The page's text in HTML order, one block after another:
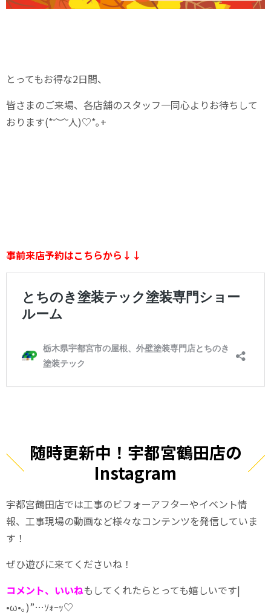
とってもお得な2日間、
皆さまのご来場、各店舗のスタッフ一同心よりお待ちして
おります(*˘︶˘人)♡*｡+
事前来店予約はこちらから↓↓
随時更新中！宇都宮鶴田店の
Instagram
宇都宮鶴田店では工事のビフォーアフターやイベント情
報、工事現場の動画など様々なコンテンツを発信していま
す！
ぜひ遊びに来てくださいね！
コメント、いいねもしてくれたらとっても嬉しいです|
•ω•｡)”…ｿｫｰｯ♡